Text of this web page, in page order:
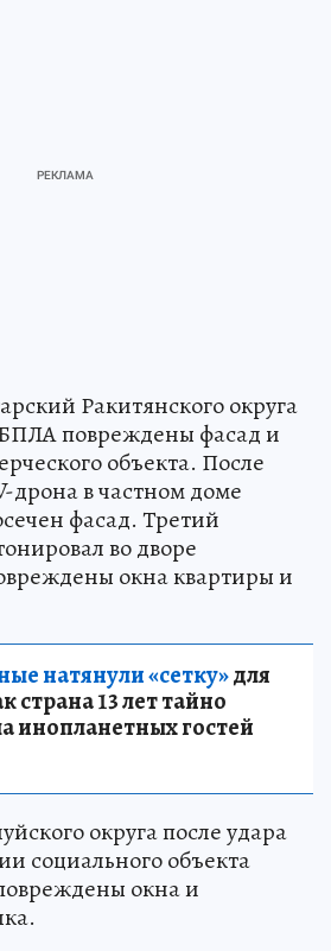
Ракитянского округа
повреждены фасад и
объекта. После
дрона в частном доме
фасад. Третий
во дворе
окна квартиры и
натянули «сетку»для
страна 13 лет тайно
инопланетных гостей
округа после удара
социального объекта
окна и